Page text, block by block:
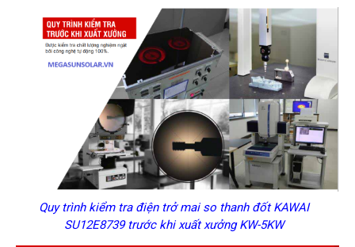
Quy trình kiểm tra điện trở mai so thanh đốt KAWAI
SU12E8739 trước khi xuất xưởng KW-5KW